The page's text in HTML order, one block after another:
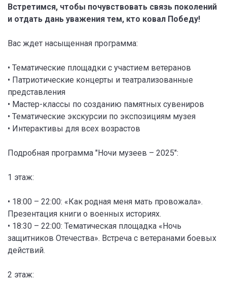
Встретимся, чтобы почувствовать связь поколений
и отдать дань уважения тем, кто ковал Победу!
Вас ждет насыщенная программа:
• Тематические площадки с участием ветеранов
• Патриотические концерты и театрализованные
представления
• Мастер-классы по созданию памятных сувениров
• Тематические экскурсии по экспозициям музея
• Интерактивы для всех возрастов
Подробная программа "Ночи музеев – 2025":
1 этаж:
• 18:00 – 22:00: «Как родная меня мать провожала».
Презентация книги о военных историях.
• 18:30 – 22:00: Тематическая площадка «Ночь
защитников Отечества». Встреча с ветеранами боевых
действий.
2 этаж: